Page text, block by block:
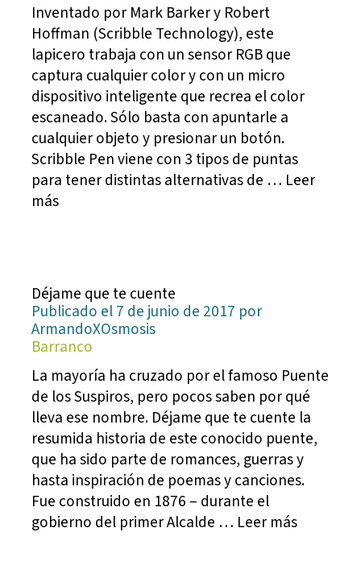
Inventado por Mark Barker y Robert
Hoffman (Scribble Technology), este
lapicero trabaja con un sensor RGB que
captura cualquier color y con un micro
dispositivo inteligente que recrea el color
escaneado. Sólo basta con apuntarle a
cualquier objeto y presionar un botón.
Scribble Pen viene con 3 tipos de puntas
para tener distintas alternativas de … Leer
más
Déjame que te cuente
Publicado el 7 de junio de 2017 por
ArmandoXOsmosis
Barranco
La mayoría ha cruzado por el famoso Puente
de los Suspiros, pero pocos saben por qué
lleva ese nombre. Déjame que te cuente la
resumida historia de este conocido puente,
que ha sido parte de romances, guerras y
hasta inspiración de poemas y canciones.
Fue construido en 1876 – durante el
gobierno del primer Alcalde … Leer más